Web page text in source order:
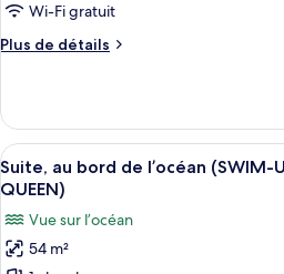
chambre :
au
l’océan
(SWIM-
UP
POOL
DECK
LEVEL
Wi-Fi gratuit
Plus de détails
Plus
Suite,
au
bord
de
(SWIM-
UP
POOL
Afficher
toutes
photos
pour
11
Suite, au bord de l’océan (SWIM-
QUEEN)
Vue sur l’océan
54 m²